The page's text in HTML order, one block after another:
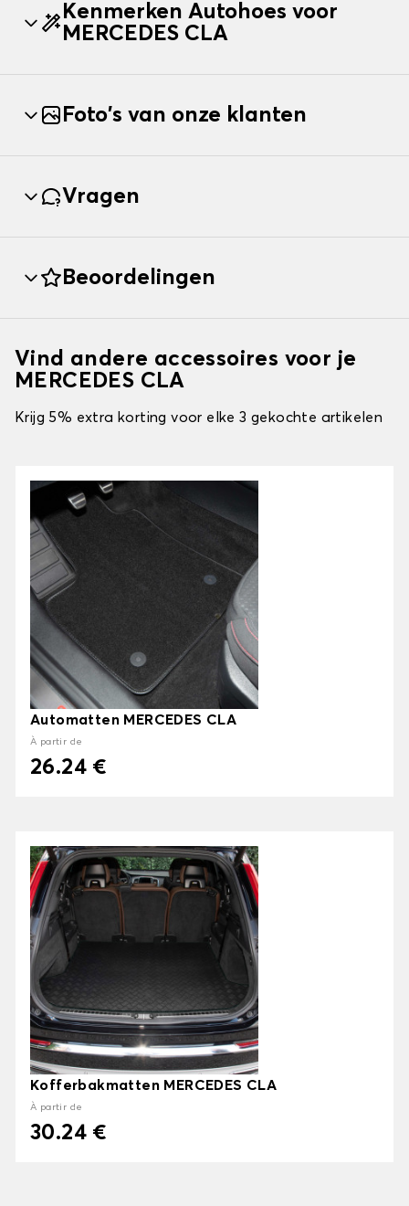
Kenmerken Autohoes voor
MERCEDES CLA
Foto's van onze klanten
Vragen
Beoordelingen
Vind andere accessoires voor je
MERCEDES CLA
Krijg 5% extra korting voor elke 3 gekochte artikelen
Automatten MERCEDES CLA
À partir de
26.24 €
Kofferbakmatten MERCEDES CLA
À partir de
30.24 €